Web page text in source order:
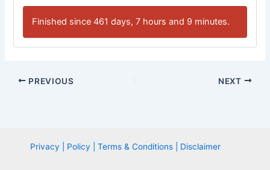
Finished since 461 days, 7 hours and 9 minutes.
PREVIOUS NEXT
Privacy | Policy | Terms & Conditions | Disclaimer